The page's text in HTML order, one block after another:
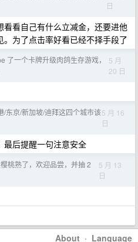
日
看自己有什么立减金，还要进他
为了点击率好看已经不择手段了
了一个卡牌升级肉鸽生存游戏，
5 月
20 日
/东京/新加坡/迪拜这四个城市该5 月 16
日
最后提醒一句注意安全
桃熟了，欢迎品尝，并抽 2
5 月 13
日
About · Language